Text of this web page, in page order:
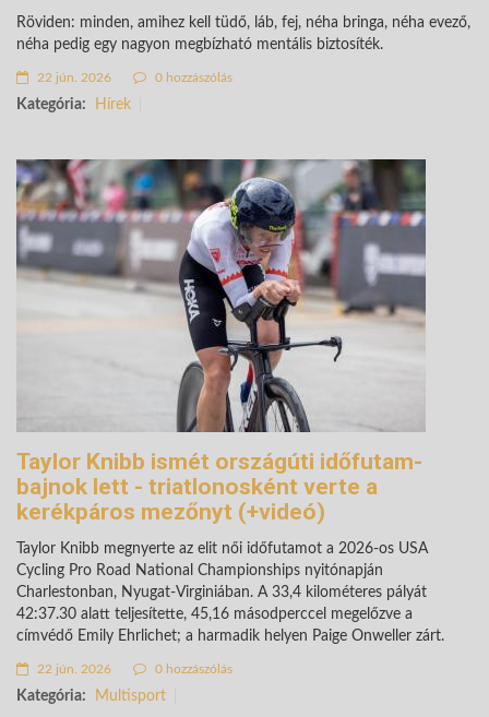
Röviden: minden, amihez kell tüdő, láb, fej, néha bringa, néha evező,
néha pedig egy nagyon megbízható mentális biztosíték.
22 jún. 2026 0 hozzászólás
Kategória: Hírek
Taylor Knibb ismét országúti időfutam-
bajnok lett - triatlonosként verte a
kerékpáros mezőnyt (+videó)
Taylor Knibb megnyerte az elit női időfutamot a 2026-os USA
Cycling Pro Road National Championships nyitónapján
Charlestonban, Nyugat-Virginiában. A 33,4 kilométeres pályát
42:37.30 alatt teljesítette, 45,16 másodperccel megelőzve a
címvédő Emily Ehrlichet; a harmadik helyen Paige Onweller zárt.
22 jún. 2026 0 hozzászólás
Kategória: Multisport